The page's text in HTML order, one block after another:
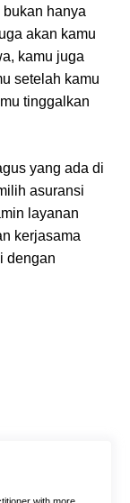
hanya
akan kamu
kamu juga
setelah kamu
tinggalkan
yang ada di
asuransi
layanan
kerjasama
dengan